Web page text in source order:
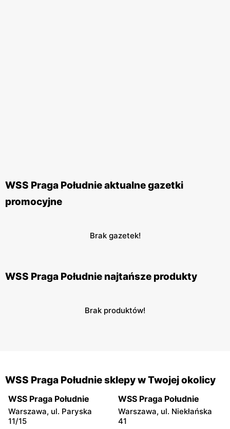
WSS Praga Południe aktualne gazetki
promocyjne
Brak gazetek!
WSS Praga Południe najtańsze produkty
Brak produktów!
WSS Praga Południe sklepy w Twojej okolicy
WSS Praga Południe
Warszawa, ul. Paryska
11/15
WSS Praga Południe
Warszawa, ul. Niekłańska
41